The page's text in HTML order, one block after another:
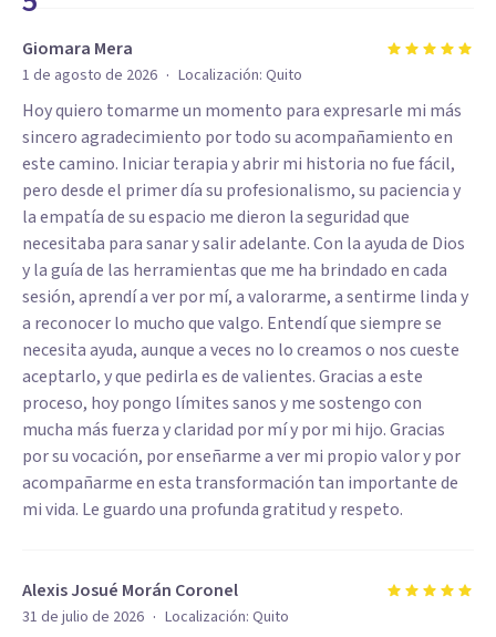
Giomara Mera
1 de agosto de 2026 · Localización: Quito
Hoy quiero tomarme un momento para expresarle mi más
sincero agradecimiento por todo su acompañamiento en
este camino. Iniciar terapia y abrir mi historia no fue fácil,
pero desde el primer día su profesionalismo, su paciencia y
la empatía de su espacio me dieron la seguridad que
necesitaba para sanar y salir adelante. Con la ayuda de Dios
y la guía de las herramientas que me ha brindado en cada
sesión, aprendí a ver por mí, a valorarme, a sentirme linda y
a reconocer lo mucho que valgo. Entendí que siempre se
necesita ayuda, aunque a veces no lo creamos o nos cueste
aceptarlo, y que pedirla es de valientes. Gracias a este
proceso, hoy pongo límites sanos y me sostengo con
mucha más fuerza y claridad por mí y por mi hijo. Gracias
por su vocación, por enseñarme a ver mi propio valor y por
acompañarme en esta transformación tan importante de
mi vida. Le guardo una profunda gratitud y respeto.
Alexis Josué Morán Coronel
31 de julio de 2026 · Localización: Quito